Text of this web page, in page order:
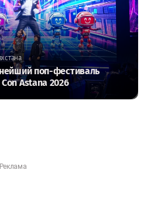
поп-фестиваль
Astana 2026